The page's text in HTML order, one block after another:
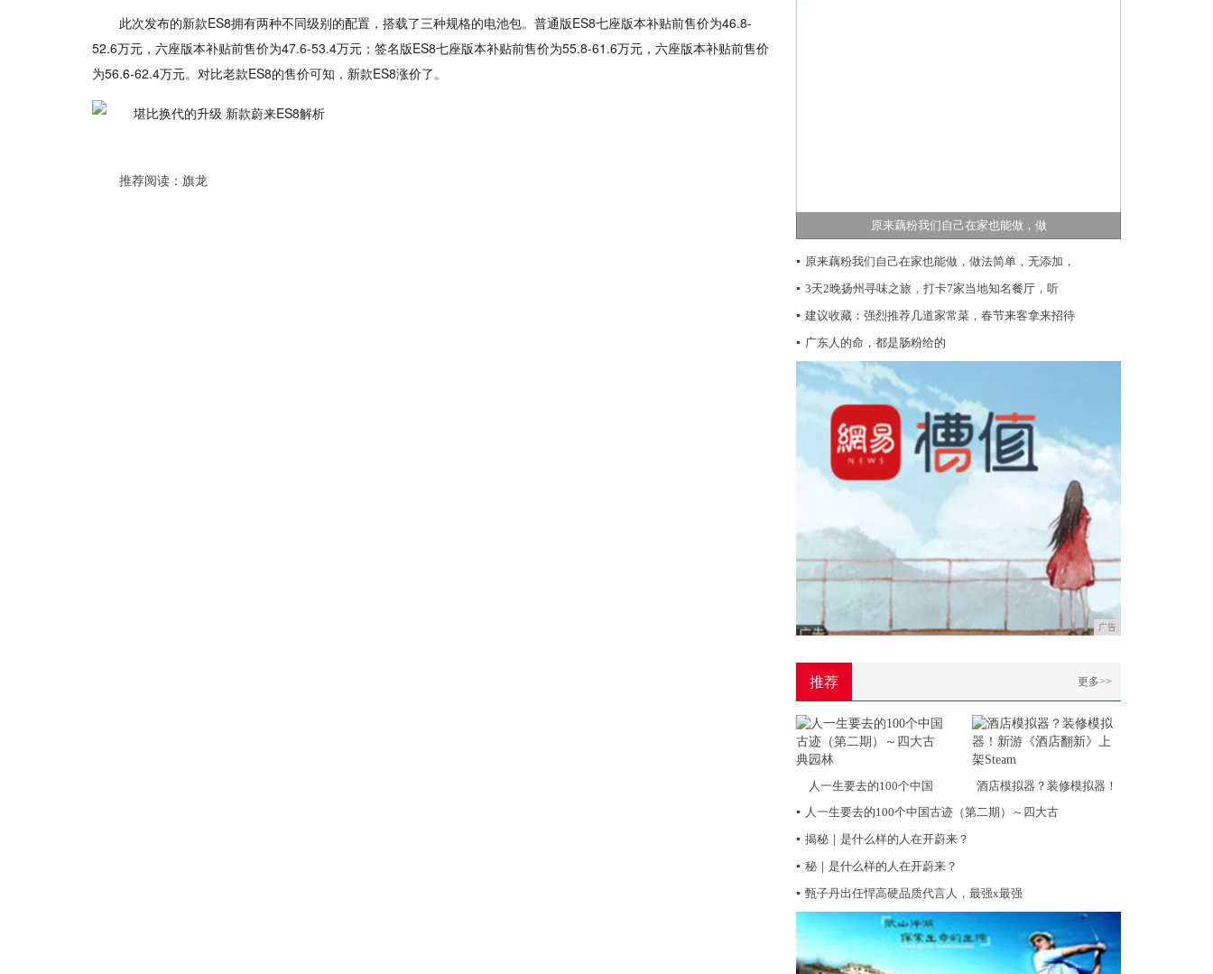
此次发布的新款ES8拥有两种不同级别的配置，搭载了三种规格的电池包。普通版ES8七座版本补贴前售价为46.8-
52.6万元，六座版本补贴前售价为47.6-53.4万元；签名版ES8七座版本补贴前售价为55.8-61.6万元，六座版本补贴前售价
为56.6-62.4万元。对比老款ES8的售价可知，新款ES8涨价了。
推荐阅读： 旗龙
原来藕粉我们自己在家也能做，做
▪ 原来藕粉我们自己在家也能做，做法简单，无添加，
▪ 3天2晚扬州寻味之旅，打卡7家当地知名餐厅，听
▪ 建议收藏：强烈推荐几道家常菜，春节来客拿来招待
▪ 广东人的命，都是肠粉给的
广告
推荐 更多>>
人一生要去的100个中国
酒店模拟器？装修模拟器！
▪ 人一生要去的100个中国古迹（第二期）～四大古
▪ 揭秘｜是什么样的人在开蔚来？
▪ 秘｜是什么样的人在开蔚来？
▪ 甄子丹出任悍高硬品质代言人，最强x最强